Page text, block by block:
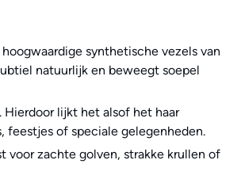
synthetische vezels van
natuurlijk en beweegt soepel
lijkt het alsof het haar
feestjes of speciale gelegenheden.
voor zachte golven, strakke krullen of